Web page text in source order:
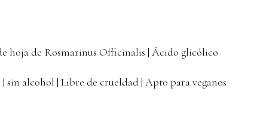
hoja de Rosmarinus Officinalis | Ácido glicólico
sin alcohol | Libre de crueldad | Apto para veganos